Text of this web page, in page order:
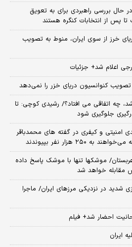
حال بررسی راهبردی برای به تعویق
تا پس از انتخابات کنگره هستند
خرز از سوی ایران، منوط به تصویب
اعلام شد+ جزئیات
کنوانسیون دریای خزر را نمی‌دهد
چه اتفاقی می افتاد؟/ رشیدی کوچی: تا
جلوگیری شود
از ۳ یا ۴ جرم جدی امنیتی و کیفری در گفته های محمدباقر
هزار نفر بپیوندند
موشکها تنها با موشک پاسخ داده
مقابله خواهد شد
شدید در نزدیکی مرز‌های ایران/ ماجرا
احضار شد+ فیلم
ایران